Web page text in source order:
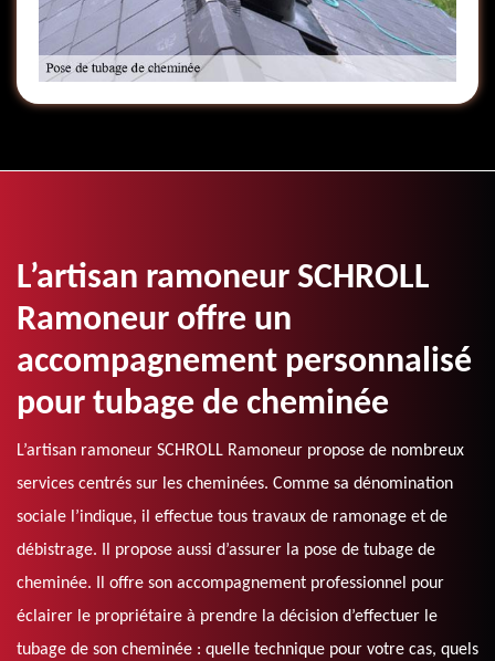
L’artisan ramoneur SCHROLL
Ramoneur offre un
accompagnement personnalisé
pour tubage de cheminée
L’artisan ramoneur SCHROLL Ramoneur propose de nombreux
services centrés sur les cheminées. Comme sa dénomination
sociale l’indique, il effectue tous travaux de ramonage et de
débistrage. Il propose aussi d’assurer la pose de tubage de
cheminée. Il offre son accompagnement professionnel pour
éclairer le propriétaire à prendre la décision d’effectuer le
tubage de son cheminée : quelle technique pour votre cas, quels